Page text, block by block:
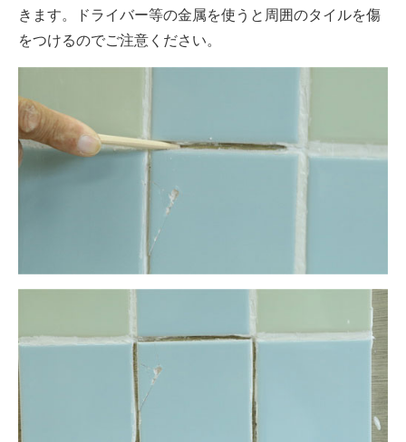
きます。ドライバー等の金属を使うと周囲のタイルを傷
をつけるのでご注意ください。